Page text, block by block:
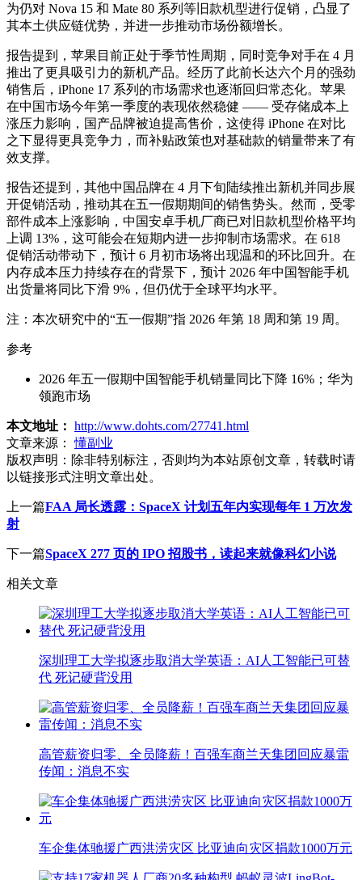
为仍对 Nova 15 和 Mate 80 系列等旧款机型进行促销，凸显了
其本土供应链优势，并进一步推动市场份额增长。
报告提到，苹果目前正处于季节性周期，同时竞争对手在 4 月
推出了更具吸引力的新机产品。经历了此前长达六个月的强劲
销售后，iPhone 17 系列的市场需求也逐渐回归常态化。苹果
在中国市场今年第一季度的表现依然稳健 —— 受存储成本上
涨压力影响，国产品牌被迫提高售价，这使得 iPhone 在对比
之下显得更具竞争力，而补贴政策也对基础款的销量带来了有
效支撑。
报告还提到，其他中国品牌在 4 月下旬陆续推出新机并同步展
开促销活动，推动其在五一假期期间的销售势头。然而，受零
部件成本上涨影响，中国安卓手机厂商已对旧款机型价格平均
上调 13%，这可能会在短期内进一步抑制市场需求。在 618
促销活动带动下，预计 6 月初市场将出现温和的环比回升。在
内存成本压力持续存在的背景下，预计 2026 年中国智能手机
出货量将同比下滑 9%，但仍优于全球平均水平。
注：本次研究中的“五一假期”指 2026 年第 18 周和第 19 周。
参考
2026 年五一假期中国智能手机销量同比下降 16%；华为
领跑市场
本文地址： http://www.dohts.com/27741.html
文章来源：
懂副业
版权声明： 除非特别标注，否则均为本站原创文章，转载时请
以链接形式注明文章出处。
上一篇FAA 局长透露：SpaceX 计划五年内实现每年 1 万次发
射
下一篇SpaceX 277 页的 IPO 招股书，读起来就像科幻小说
相关文章
深圳理工大学拟逐步取消大学英语：AI人工智能已可替
代 死记硬背没用
高管薪资归零、全员降薪！百强车商兰天集团回应暴雷
传闻：消息不实
车企集体驰援广西洪涝灾区 比亚迪向灾区捐款1000万元